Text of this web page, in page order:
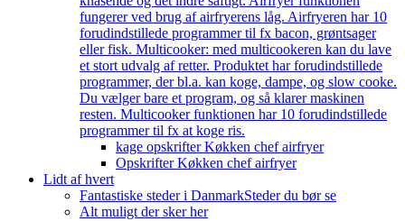
fungerer ved brug af airfryerens låg. Airfryeren har 10
forudindstillede programmer til fx bacon, grøntsager
eller fisk. Multicooker: med multicookeren kan du lave
et stort udvalg af retter. Produktet har forudindstillede
programmer, der bl.a. kan koge, dampe, og slow cooke.
Du vælger bare et program, og så klarer maskinen
resten. Multicooker funktionen har 10 forudindstillede
programmer til fx at koge ris.
kage opskrifter Køkken chef airfryer
Opskrifter Køkken chef airfryer
Lidt af hvert
Fantastiske steder i DanmarkSteder du bør se
Alt muligt der sker her